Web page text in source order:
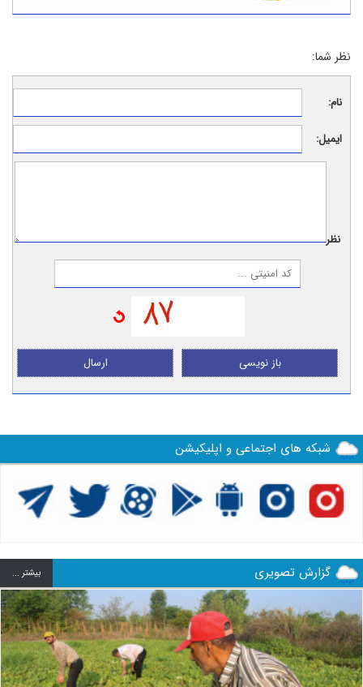
نظر شما:
نام:
ایمیل:
نظر:
ارسال باز نویسی
شبکه های اجتماعی و اپلیکیشن
گزارش تصویری بيشتر ...